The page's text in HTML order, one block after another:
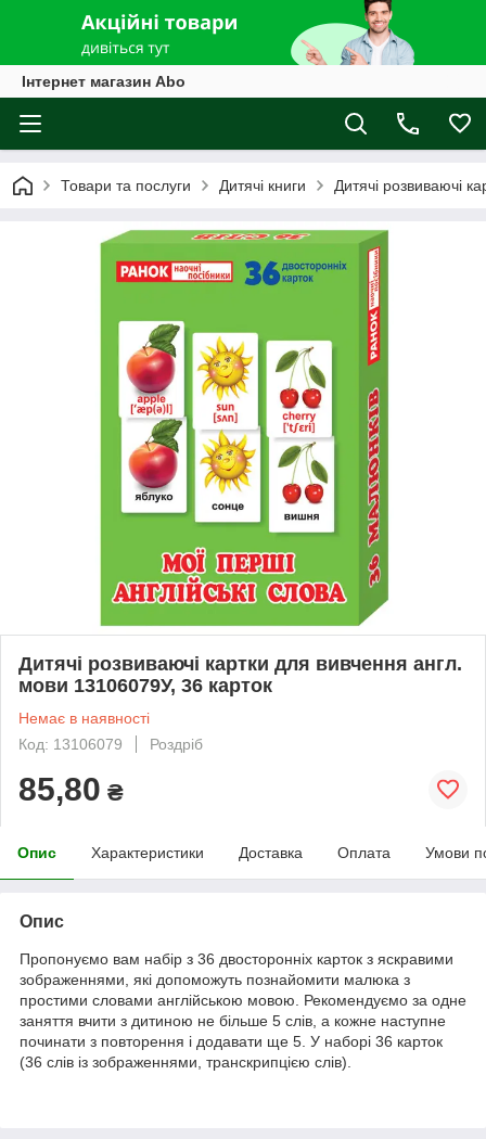
Інтернет магазин Abo
Товари та послуги Дитячі книги Дитячі розвиваючі
Дитячі розвиваючі картки для вивчення англ.
мови 13106079У, 36 карток
Немає в наявності
Код: 13106079
Роздріб
85,80 ₴
Опис Характеристики Доставка Оплата Умови
Опис
Пропонуємо вам набір з 36 двосторонніх карток з яскравими
зображеннями, які допоможуть познайомити малюка з
простими словами англійською мовою. Рекомендуємо за одне
заняття вчити з дитиною не більше 5 слів, а кожне наступне
починати з повторення і додавати ще 5. У наборі 36 карток
(36 слів із зображеннями, транскрипцією слів).